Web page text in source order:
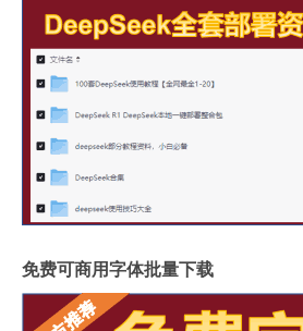
免费可商用字体批量下载